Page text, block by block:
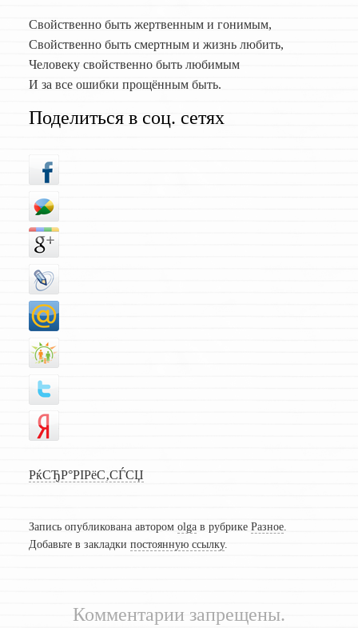
Свойственно быть жертвенным и гонимым,
Свойственно быть смертным и жизнь любить,
Человеку свойственно быть любимым
И за все ошибки прощённым быть.
Поделиться в соц. сетях
РќСЂР°РІРёС‚СЃСЏ
Запись опубликована автором olgaв рубрике Разное.
Добавьте в закладки постоянную ссылку.
Комментарии запрещены.